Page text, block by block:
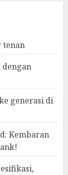
tenan
dengan
generasi di
Kembaran